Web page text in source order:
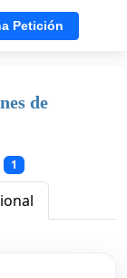
Petición
de
1